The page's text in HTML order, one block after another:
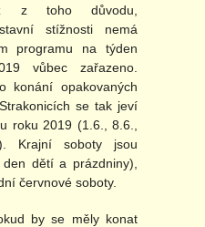
z toho důvodu,
stížnosti nemá
programu na týden
vůbec zařazeno.
konání opakovaných
se tak jeví
roku 2019 (1.6., 8.6.,
Krajní soboty jsou
dětí a prázdniny),
červnové soboty.
by se měly konat